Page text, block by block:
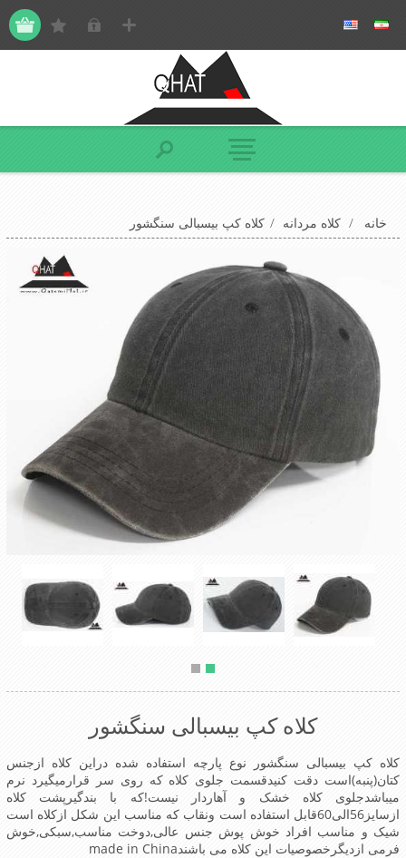
خانه / کلاه مردانه / کلاه کپ بیسبالی سنگشور
کلاه کپ بیسبالی سنگشور
کلاه کپ بیسبالی سنگشور نوع پارچه استفاده شده دراین کلاه ازجنس
کتان(پنبه)است دقت کنیدقسمت جلوی کلاه که روی سر قرارمیگیرد نرم
میباشدجلوی کلاه خشک و آهاردار نیست!که با بندگیرپشت کلاه
ازسایز56الی60قابل استفاده است ونقاب که مناسب این شکل ازکلاه است
شیک و مناسب افراد خوش پوش جنس عالی,دوخت مناسب,سبکی,خوش
فرمی ازدیگرخصوصیات این کلاه می باشندmade in China